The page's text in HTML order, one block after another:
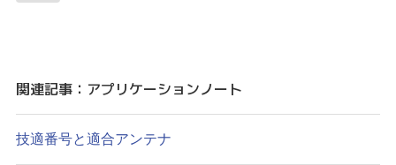
関連記事：アプリケーションノート
技適番号と適合アンテナ